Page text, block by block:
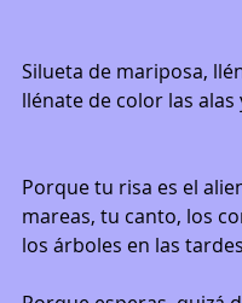
Silueta de mariposa,
llénate de color las alas
Porque tu risa es el
mareas, tu canto, los
los árboles en las